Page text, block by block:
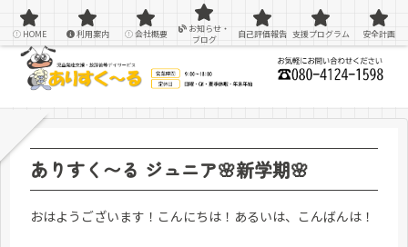
感覚統合療法を用いた療育＆支援
ありすく〜る ジュニア🌸新学期🌸
おはようございます！こんにちは！あるいは、こんばんは！
HOME 利用案内 会社概要
お知らせ・
ブログ
自己評価報告 支援プログラム 安全計画